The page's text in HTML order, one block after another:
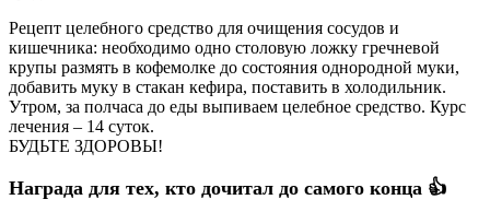
Рецепт целебного средство для очищения сосудов и
кишечника: необходимо одно столовую ложку гречневой
крупы размять в кофемолке до состояния однородной муки,
добавить муку в стакан кефира, поставить в холодильник.
Утром, за полчаса до еды выпиваем целебное средство. Курс
лечения – 14 суток.
БУДЬТЕ ЗДОРОВЫ!
Награда для тех, кто дочитал до самого конца 👍